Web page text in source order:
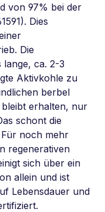
von 97% bei der
Dies
Die
ca. 2-3
Aktivkohle zu
berbel
erhalten, nur
schont die
noch mehr
regenerativen
sich über ein
allein und ist
Lebensdauer und